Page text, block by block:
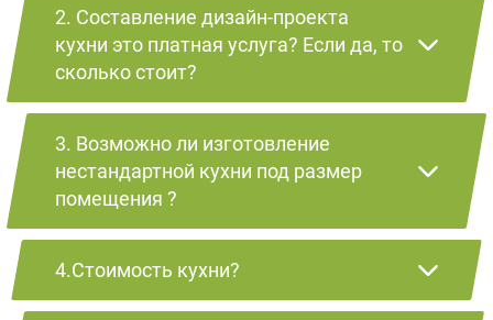
2. Составление дизайн-проекта
кухни это платная услуга? Если да, то
сколько стоит?
3. Возможно ли изготовление
нестандартной кухни под размер
помещения ?
4.Стоимость кухни?